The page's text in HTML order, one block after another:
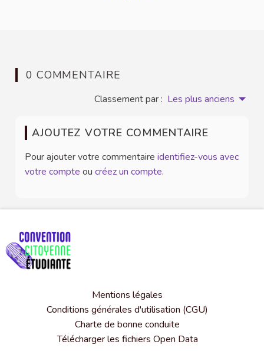
0 COMMENTAIRE
Classement par : Les plus anciens
AJOUTEZ VOTRE COMMENTAIRE
Pour ajouter votre commentaire identifiez-vous avec
votre compte ou créez un compte.
Mentions légales
Conditions générales d'utilisation (CGU)
Charte de bonne conduite
Télécharger les fichiers Open Data